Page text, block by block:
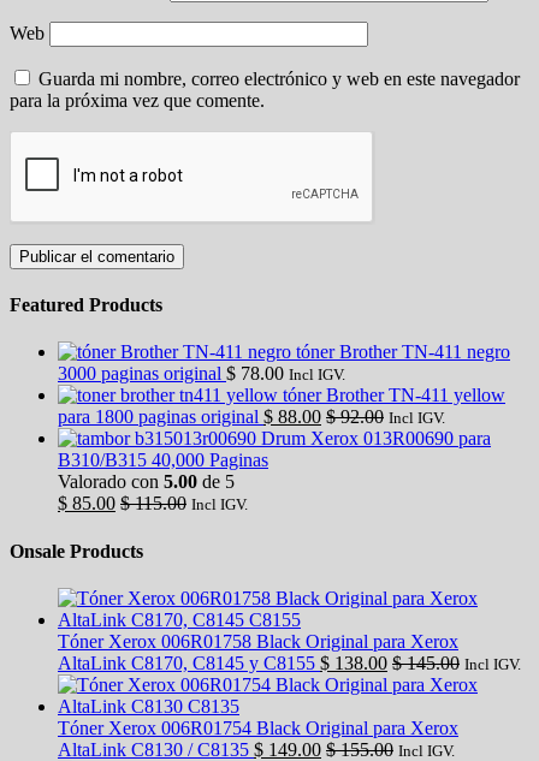
Web
Guarda mi nombre, correo electrónico y web en este navegador
para la próxima vez que comente.
Featured Products
tóner Brother TN-411 negro
3000 paginas original $ 78.00 Incl IGV.
tóner Brother TN-411 yellow
para 1800 paginas original $ 88.00 $92.00 Incl IGV.
Drum Xerox 013R00690 para
B310/B315 40,000 Paginas
Valorado con 5.00 de 5
$ 85.00 $115.00 Incl IGV.
Onsale Products
Tóner Xerox 006R01758 Black Original para Xerox
AltaLink C8170, C8145 y C8155 $ 138.00 $145.00 Incl IGV.
Tóner Xerox 006R01754 Black Original para Xerox
AltaLink C8130 / C8135 $ 149.00 $155.00 Incl IGV.